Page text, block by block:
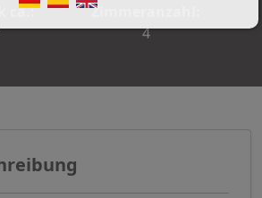
ca.:
Zimmeranzahl:
4